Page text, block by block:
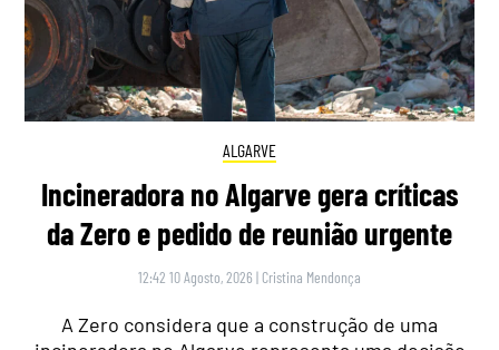
ALGARVE
Incineradora no Algarve gera críticas
da Zero e pedido de reunião urgente
12:42 10 Agosto, 2026 | Cristina Mendonça
A Zero considera que a construção de uma